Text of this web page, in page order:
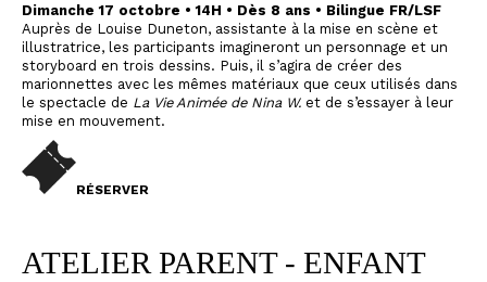
Dimanche 17 octobre • 14H • Dès 8 ans • Bilingue FR/LSF
Auprès de Louise Duneton, assistante à la mise en scène et
illustratrice, les participants imagineront un personnage et un
storyboard en trois dessins. Puis, il s’agira de créer des
marionnettes avec les mêmes matériaux que ceux utilisés dans
le spectacle de La Vie Animée de Nina W. et de s’essayer à leur
mise en mouvement.
RÉSERVER
ATELIER PARENT - ENFANT